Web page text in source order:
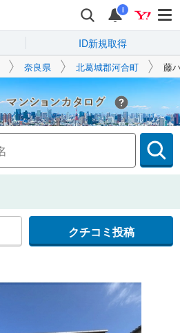
i
ID新規取得
奈良県 北葛城郡河合町 藤
Yahoo!不動産
クチコミ投稿